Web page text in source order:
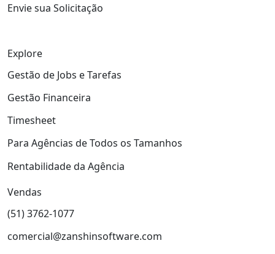
Envie sua Solicitação
Explore
Gestão de Jobs e Tarefas
Gestão Financeira
Timesheet
Para Agências de Todos os Tamanhos
Rentabilidade da Agência
Vendas
(51) 3762-1077
comercial@zanshinsoftware.com